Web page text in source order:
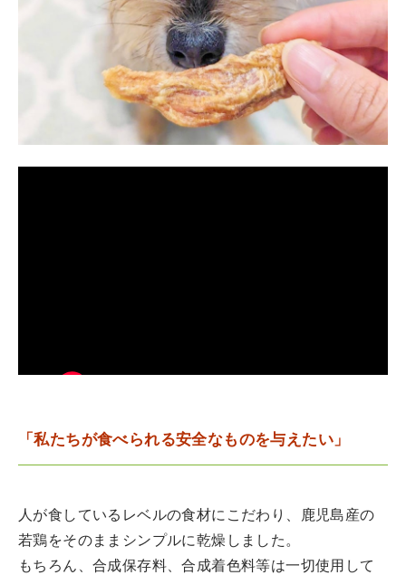
「私たちが食べられる安全なものを与えたい」
人が食しているレベルの食材にこだわり、鹿児島産の
若鶏をそのままシンプルに乾燥しました。
もちろん、合成保存料、合成着色料等は一切使用して